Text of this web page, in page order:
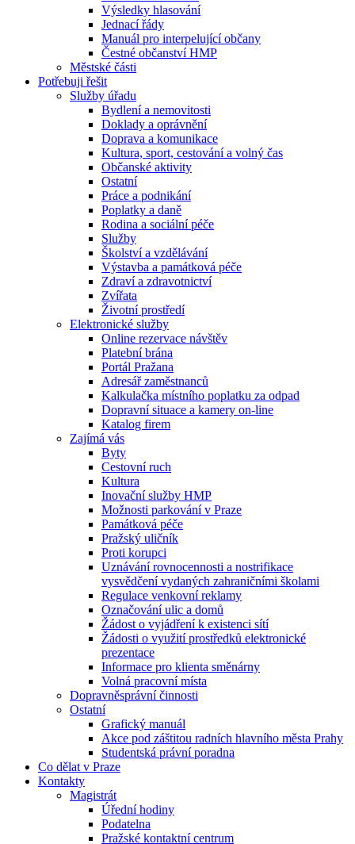
Výsledky hlasování
Jednací řády
Manuál pro interpelující občany
Čestné občanství HMP
Městské části
Potřebuji řešit
Služby úřadu
Bydlení a nemovitosti
Doklady a oprávnění
Doprava a komunikace
Kultura, sport, cestování a volný čas
Občanské aktivity
Ostatní
Práce a podnikání
Poplatky a daně
Rodina a sociální péče
Služby
Školství a vzdělávání
Výstavba a památková péče
Zdraví a zdravotnictví
Zvířata
Životní prostředí
Elektronické služby
Online rezervace návštěv
Platební brána
Portál Pražana
Adresář zaměstnanců
Kalkulačka místního poplatku za odpad
Dopravní situace a kamery on-line
Katalog firem
Zajímá vás
Byty
Cestovní ruch
Kultura
Inovační služby HMP
Možnosti parkování v Praze
Památková péče
Pražský uličník
Proti korupci
Uznávání rovnocennosti a nostrifikace
vysvědčení vydaných zahraničními školami
Regulace venkovní reklamy
Označování ulic a domů
Žádost o vyjádření k existenci sítí
Žádosti o využití prostředků elektronické
prezentace
Informace pro klienta směnárny
Volná pracovní místa
Dopravněsprávní činnosti
Ostatní
Grafický manuál
Akce pod záštitou radních hlavního města Prahy
Studentská právní poradna
Co dělat v Praze
Kontakty
Magistrát
Úřední hodiny
Podatelna
Pražské kontaktní centrum